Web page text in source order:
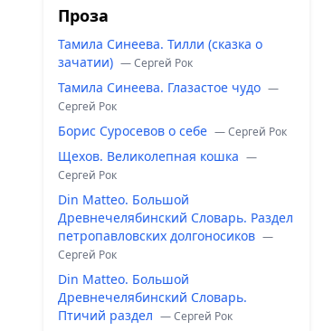
Проза
Тамила Синеева. Тилли (сказка о
зачатии) — Сергей Рок
Тамила Синеева. Глазастое чудо —
Сергей Рок
Борис Суросевов о себе — Сергей Рок
Щехов. Великолепная кошка —
Сергей Рок
Din Matteo. Большой
Древнечелябинский Словарь. Раздел
петропавловских долгоносиков —
Сергей Рок
Din Matteo. Большой
Древнечелябинский Словарь.
Птичий раздел — Сергей Рок